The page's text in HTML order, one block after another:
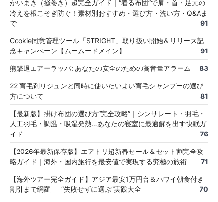
かいまき（掻巻き）超完全ガイド｜“着る布団”で肩・首・足元の
冷えを根こそぎ防ぐ！素材別おすすめ・選び方・洗い方・Q&Aま
で
91
Cookie同意管理ツール「STRIGHT」取り扱い開始＆リリース記
念キャンペーン【ムームードメイン】
91
熊撃退エアーラッパ: あなたの安全のための高音量アラーム 83
22 育毛剤リジュンと同時に使いたいよい育毛シャンプーの選び
方について
81
【最新版】掛け布団の選び方“完全攻略”｜シンサレート・羽毛・
人工羽毛・調温・吸湿発熱…あなたの寝室に最適解を出す快眠ガ
イド
76
【2026年最新保存版】エアトリ超新春セール＆セット割完全攻
略ガイド｜海外・国内旅行を最安値で実現する究極の旅術
71
【海外ツアー完全ガイド】アジア最安1万円台＆ハワイ朝食付き
割引まで網羅 ― “失敗せずに選ぶ”実践大全
70